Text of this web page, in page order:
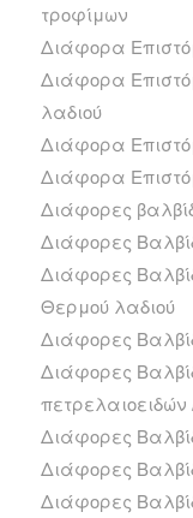
τροφίμων
Διάφορα
Διάφορα
λαδιού
Διάφορα
Διάφορα
Διάφορες
Διάφορες
Διάφορες
Θερμού λαδιού
Διάφορες
Διάφορες
πετρελαιοειδών
Διάφορες
Διάφορες
Διάφορες